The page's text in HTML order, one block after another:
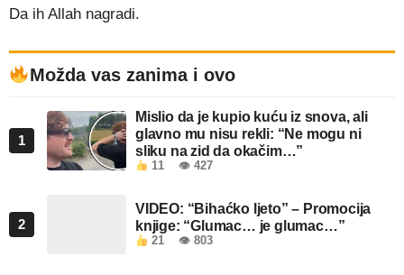
Da ih Allah nagradi.
Možda vas zanima i ovo
1
Mislio da je kupio kuću iz snova, ali
glavno mu nisu rekli: “Ne mogu ni
sliku na zid da okačim…”
11 👁 427
2
VIDEO: “Bihaćko ljeto” – Promocija
knjige: “Glumac… je glumac…”
21 👁 803